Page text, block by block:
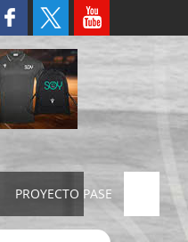
PROYECTO PASE